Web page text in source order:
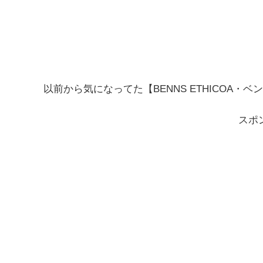
以前から気になってた【BENNS ETHICOA・ベ
スポ